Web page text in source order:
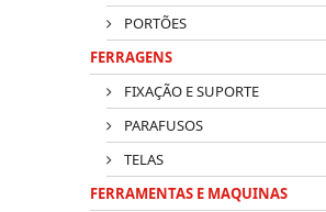
PORTÕES
FERRAGENS
FIXAÇÃO E SUPORTE
PARAFUSOS
TELAS
FERRAMENTAS E MAQUINAS